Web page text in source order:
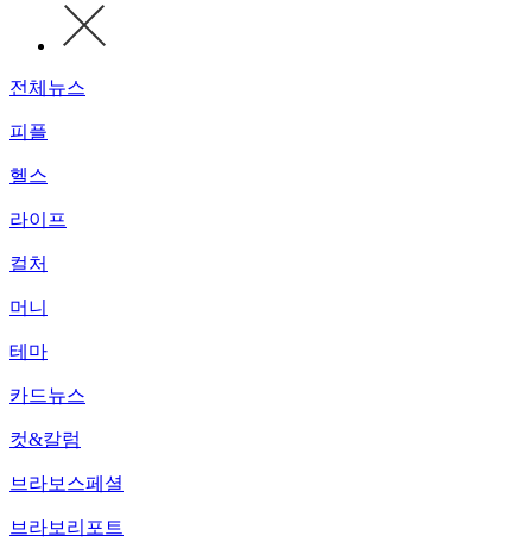
전체뉴스
피플
헬스
라이프
컬처
머니
테마
카드뉴스
컷&칼럼
브라보스페셜
브라보리포트